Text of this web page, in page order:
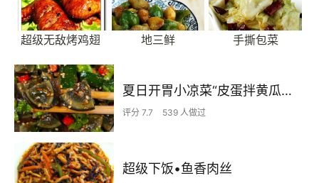
超级无敌烤鸡翅 地三鲜 手撕包菜
夏日开胃小凉菜“皮蛋拌黄瓜🥒”开胃减脂
评分 7.7 539 人做过
超级下饭•鱼香肉丝